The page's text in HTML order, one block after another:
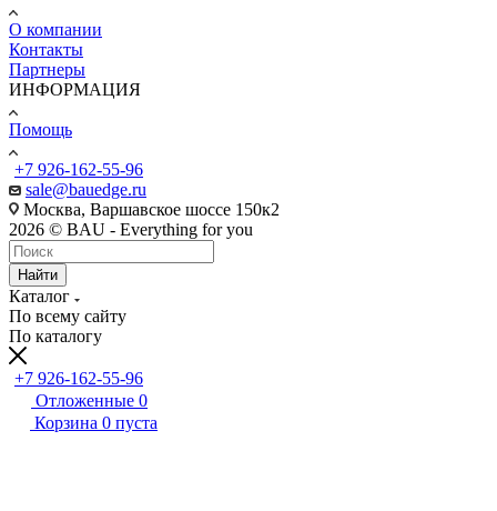
О компании
Контакты
Партнеры
ИНФОРМАЦИЯ
Помощь
+7 926-162-55-96
sale@bauedge.ru
Москва, Варшавское шоссе 150к2
2026 © BAU - Everything for you
Найти
Каталог
По всему сайту
По каталогу
+7 926-162-55-96
Отложенные 0
Корзина 0 пуста